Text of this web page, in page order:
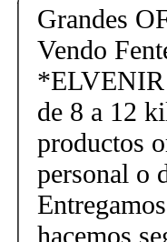
Grandes
Vendo
de 8 a 12
productos
personal o
hacemos